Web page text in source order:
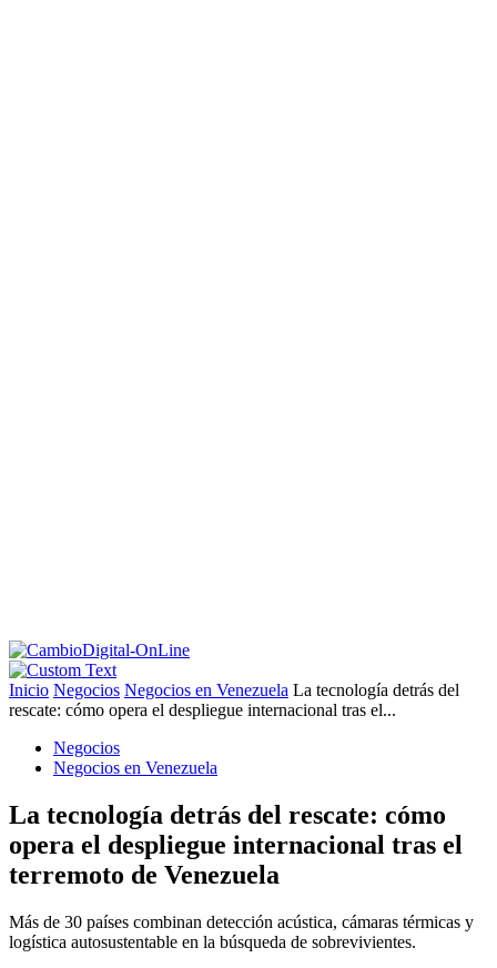
Inicio Negocios Negocios en Venezuela La tecnología detrás del
rescate: cómo opera el despliegue internacional tras el...
Negocios
Negocios en Venezuela
La tecnología detrás del rescate: cómo
opera el despliegue internacional tras el
terremoto de Venezuela
Más de 30 países combinan detección acústica, cámaras térmicas y
logística autosustentable en la búsqueda de sobrevivientes.